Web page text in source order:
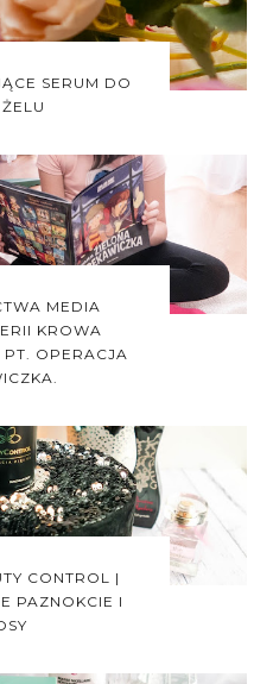
SERUM DO
MEDIA
KROWA
OPERACJA
CONTROL |
PAZNOKCIE I